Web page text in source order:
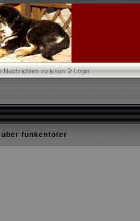
Nachrichten zu lesen Login
funkentöter